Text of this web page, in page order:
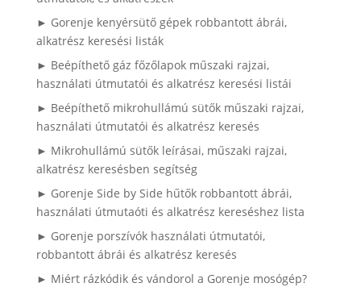
► Gorenje kenyérsütő gépek robbantott ábrái,
alkatrész keresési listák
► Beépíthető gáz főzőlapok műszaki rajzai,
használati útmutatói és alkatrész keresési listái
► Beépíthető mikrohullámú sütők műszaki rajzai,
használati útmutatói és alkatrész keresés
► Mikrohullámú sütők leírásai, műszaki rajzai,
alkatrész keresésben segítség
► Gorenje Side by Side hűtők robbantott ábrái,
használati útmutaóti és alkatrész kereséshez lista
► Gorenje porszívók használati útmutatói,
robbantott ábrái és alkatrész keresés
► Miért rázkódik és vándorol a Gorenje mosógép?